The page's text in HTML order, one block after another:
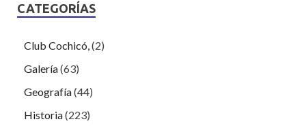
CATEGORÍAS
Club Cochicó, (2)
Galería(63)
Geografía(44)
Historia(223)